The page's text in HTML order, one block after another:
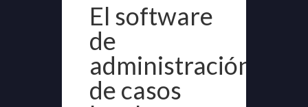
El software
de
administración
de casos